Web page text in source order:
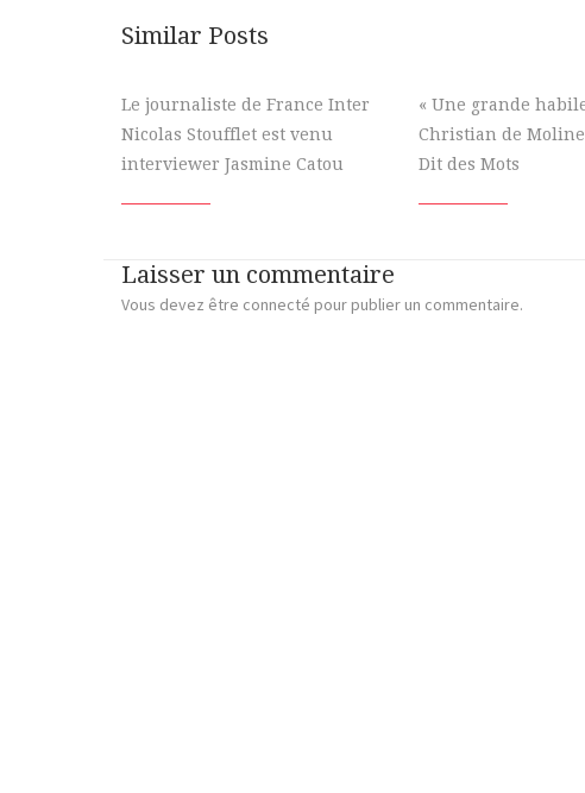
Similar Posts
Le journaliste de France Inter
Nicolas Stoufflet est venu
interviewer Jasmine Catou
« Une grande
Christian de
Dit des Mots
Laisser un commentaire
Vous devez être connecté pour publier un commentaire.